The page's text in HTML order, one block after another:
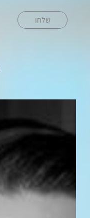
שלחו